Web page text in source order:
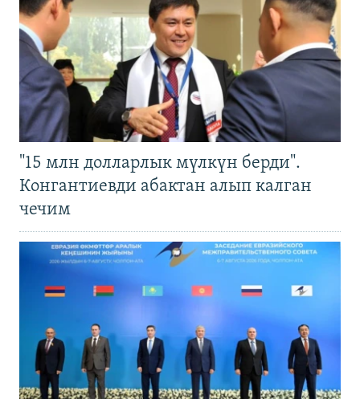
"15 млн долларлык мүлкүн берди".
Конгантиевди абактан алып калган
чечим